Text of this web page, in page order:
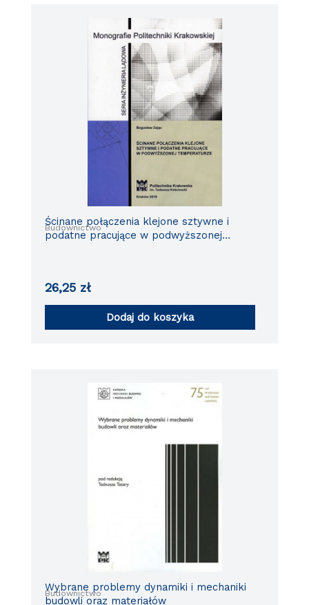
Budownictwo
Ścinane połączenia klejone sztywne i
podatne pracujące w podwyższonej
26,25 zł
Dodaj do koszyka
Budownictwo
Wybrane problemy dynamiki i mechaniki
budowli oraz materiałów